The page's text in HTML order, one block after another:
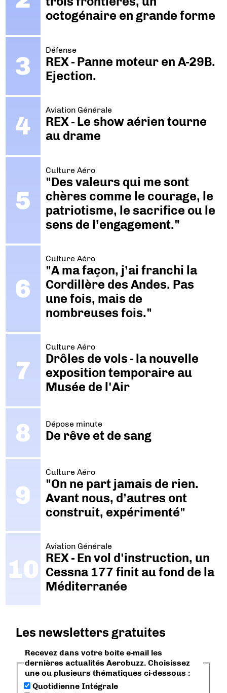
octogénaire en grande forme
Défense
REX - Panne moteur en A-29B.
Ejection.
Aviation Générale
REX - Le show aérien tourne
au drame
Culture Aéro
"Des valeurs qui me sont
chères comme le courage, le
patriotisme, le sacrifice ou le
sens de l’engagement."
Culture Aéro
"A ma façon, j’ai franchi la
Cordillère des Andes. Pas
une fois, mais de
nombreuses fois."
Culture Aéro
Drôles de vols - la nouvelle
exposition temporaire au
Musée de l'Air
Dépose minute
De rêve et de sang
Culture Aéro
"On ne part jamais de rien.
Avant nous, d’autres ont
construit, expérimenté"
Aviation Générale
REX - En vol d'instruction, un
Cessna 177 finit au fond de la
Méditerranée
Les newsletters gratuites
Recevez dans votre boite e-mail les
dernières actualités Aerobuzz. Choisissez
une ou plusieurs thématiques ci-dessous :
Quotidienne Intégrale